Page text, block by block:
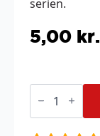
serien.
5,00 kr.
Oddish
antal